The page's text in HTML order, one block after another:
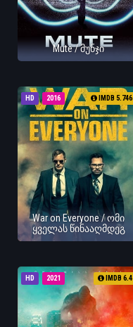
Mute / მუნჯი
HD 2016 IMDB 5.746
War on Everyone / ომი
ყველას წინააღმდეგ
HD 2021 IMDB 6.4